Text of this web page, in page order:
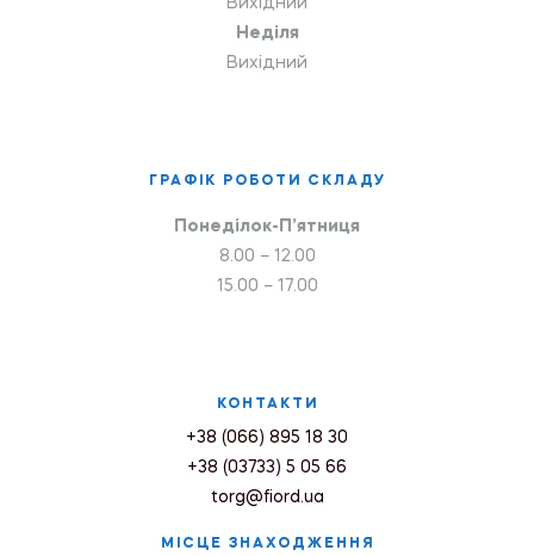
Вихідний
Неділя
Вихідний
ГРАФІК РОБОТИ СКЛАДУ
Понеділок-П’ятниця
8.00 – 12.00
15.00 – 17.00
КОНТАКТИ
+38 (066) 895 18 30
+38 (03733) 5 05 66
torg@fiord.ua
МІСЦЕ ЗНАХОДЖЕННЯ